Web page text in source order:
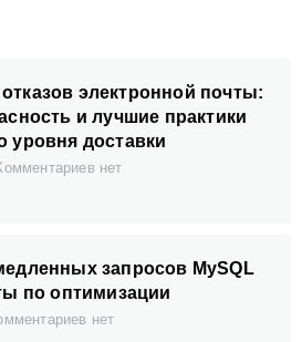
электронной почты:
и лучшие практики
уровня доставки
нет
запросов MySQL
по оптимизации
нет